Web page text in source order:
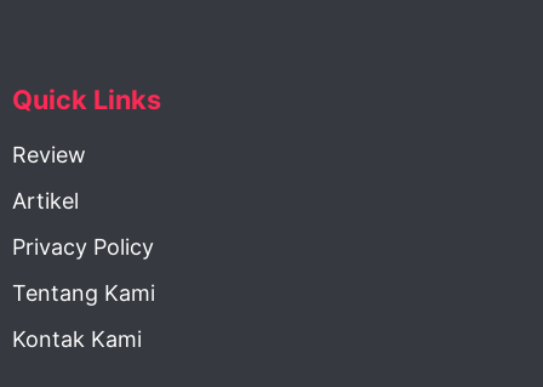
Quick Links
Review
Artikel
Privacy Policy
Tentang Kami
Kontak Kami